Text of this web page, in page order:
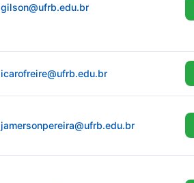
gilson@ufrb.edu.br
icarofreire@ufrb.edu.br
jamersonpereira@ufrb.edu.br